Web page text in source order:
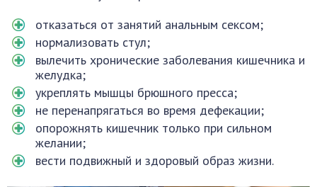
отказаться от занятий анальным сексом;
нормализовать стул;
вылечить хронические заболевания кишечника и
желудка;
укреплять мышцы брюшного пресса;
не перенапрягаться во время дефекации;
опорожнять кишечник только при сильном
желании;
вести подвижный и здоровый образ жизни.